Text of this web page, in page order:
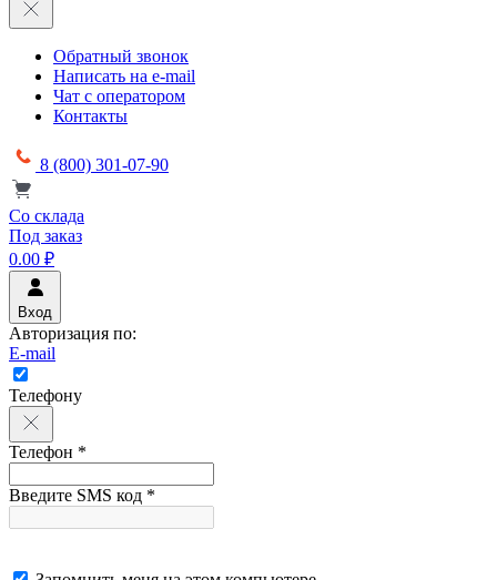
Обратный звонок
Написать на e-mail
Чат с оператором
Контакты
8 (800) 301-07-90
Со склада
Под заказ
0.00 ₽
Вход
Авторизация по:
E-mail
Телефону
Телефон *
Введите SMS код *